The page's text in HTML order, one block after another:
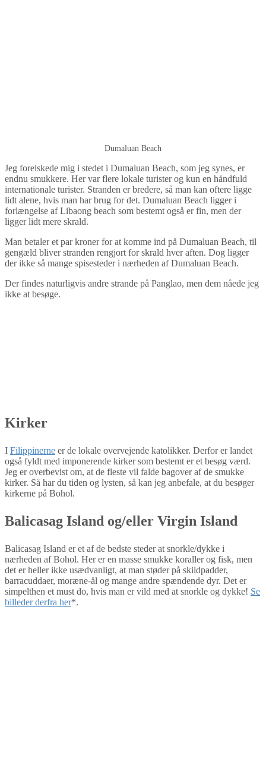
Dumaluan Beach
Jeg forelskede mig i stedet i Dumaluan Beach, som jeg synes, er
endnu smukkere. Her var flere lokale turister og kun en håndfuld
internationale turister. Stranden er bredere, så man kan oftere ligge
lidt alene, hvis man har brug for det. Dumaluan Beach ligger i
forlængelse af Libaong beach som bestemt også er fin, men der
ligger lidt mere skrald.
Man betaler et par kroner for at komme ind på Dumaluan Beach, til
gengæld bliver stranden rengjort for skrald hver aften. Dog ligger
der ikke så mange spisesteder i nærheden af Dumaluan Beach.
Der findes naturligvis andre strande på Panglao, men dem nåede jeg
ikke at besøge.
Kirker
I Filippinerne er de lokale overvejende katolikker. Derfor er landet
også fyldt med imponerende kirker som bestemt er et besøg værd.
Jeg er overbevist om, at de fleste vil falde bagover af de smukke
kirker. Så har du tiden og lysten, så kan jeg anbefale, at du besøger
kirkerne på Bohol.
Balicasag Island og/eller Virgin Island
Balicasag Island er et af de bedste steder at snorkle/dykke i
nærheden af Bohol. Her er en masse smukke koraller og fisk, men
det er heller ikke usædvanligt, at man støder på skildpadder,
barracuddaer, moræne-ål og mange andre spændende dyr. Det er
simpelthen et must do, hvis man er vild med at snorkle og dykke! Se
billeder derfra her*.